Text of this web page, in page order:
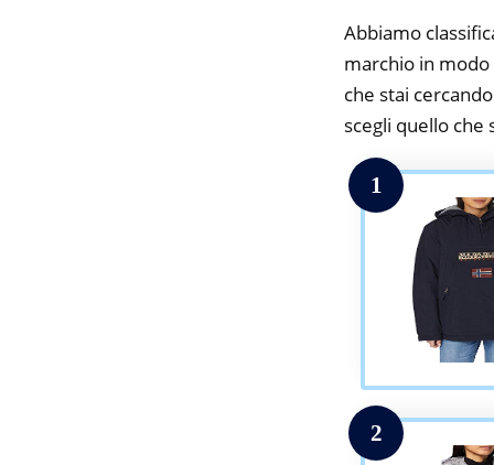
Abbiamo
marchio in
che stai
scegli quello che
1
2